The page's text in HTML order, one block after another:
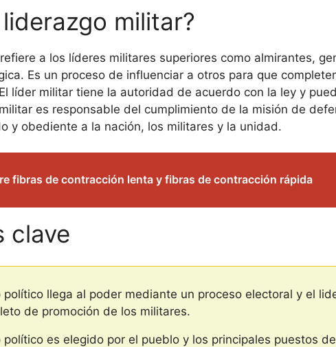
militar?
a los líderes militares superiores como almirantes,
Es un proceso de influenciar a otros para que
líder militar tiene la autoridad de acuerdo con la ley y
es responsable del cumplimiento de la misión de
y obediente a la nación, los militares y la unidad.
fibras de contracción lenta y fibras de contracción rápida
clave
político llega al poder mediante un proceso electoral y el
de promoción de los militares.
político es elegido por el pueblo y los principales puestos